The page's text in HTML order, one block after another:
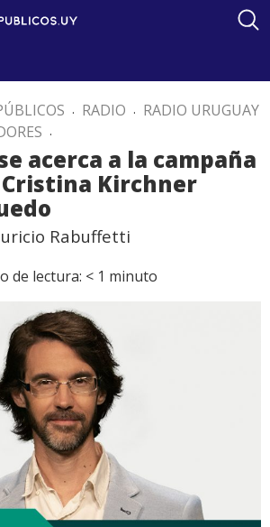
. RADIO . RADIO URUGUAY
.
acerca a la campaña
Kirchner
Rabuffetti
de lectura: < 1 minuto